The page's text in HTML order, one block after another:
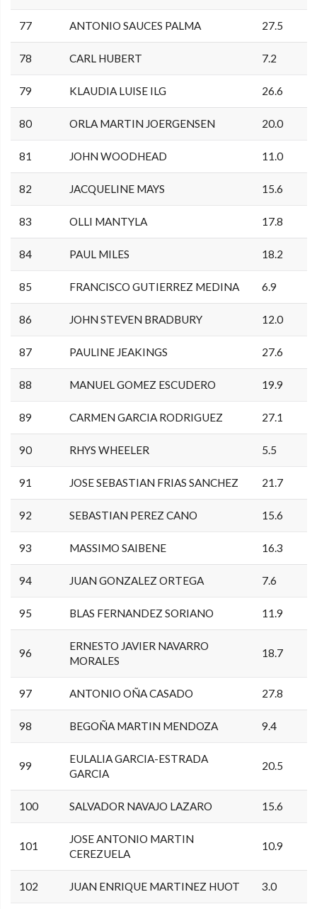
77 ANTONIO SAUCES PALMA 27.5
78 CARL HUBERT 7.2
79 KLAUDIA LUISE ILG 26.6
80 ORLA MARTIN JOERGENSEN 20.0
81 JOHN WOODHEAD 11.0
82 JACQUELINE MAYS 15.6
83 OLLI MANTYLA 17.8
84 PAUL MILES 18.2
85 FRANCISCO GUTIERREZ MEDINA 6.9
86 JOHN STEVEN BRADBURY 12.0
87 PAULINE JEAKINGS 27.6
88 MANUEL GOMEZ ESCUDERO 19.9
89 CARMEN GARCIA RODRIGUEZ 27.1
90 RHYS WHEELER 5.5
91 JOSE SEBASTIAN FRIAS SANCHEZ 21.7
92 SEBASTIAN PEREZ CANO 15.6
93 MASSIMO SAIBENE 16.3
94 JUAN GONZALEZ ORTEGA 7.6
95 BLAS FERNANDEZ SORIANO 11.9
96
ERNESTO JAVIER NAVARRO
MORALES
18.7
97 ANTONIO OÑA CASADO 27.8
98 BEGOÑA MARTIN MENDOZA 9.4
99
EULALIA GARCIA-ESTRADA
GARCIA
20.5
100 SALVADOR NAVAJO LAZARO 15.6
101
JOSE ANTONIO MARTIN
CEREZUELA
10.9
102 JUAN ENRIQUE MARTINEZ HUOT 3.0